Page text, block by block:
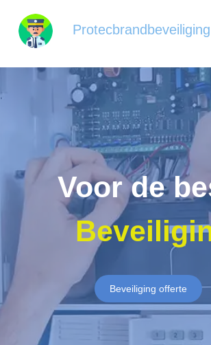
Protecbrandbeveiliging
Voor de
Beveiliging offerte